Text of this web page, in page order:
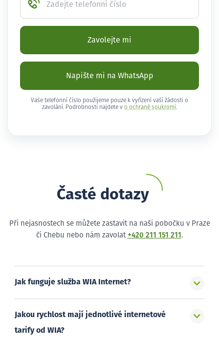
Zadejte telefonní číslo
Zavolejte mi
Napište mi na WhatsApp
Vaše telefonní číslo použijeme pouze k vyřízení vaší žádosti o
zavolání. Podrobnosti najdete v o ochraně soukromí .
Časté dotazy
Při nejasnostech se můžete zastavit na naši pobočku v Praze
či Chebu nebo nám zavolat +420 211 151 211 .
Jak funguje služba WIA Internet?
Jakou rychlost mají jednotlivé internetové
tarify od WIA?